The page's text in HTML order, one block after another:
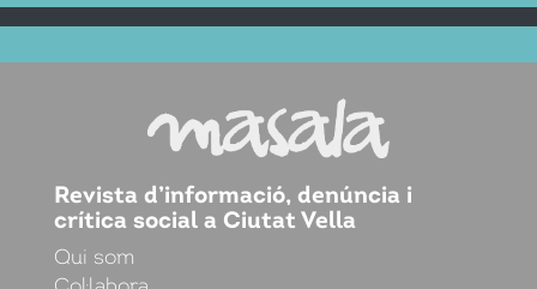
Revista d’informació, denúncia i
crítica social a Ciutat Vella
Qui som